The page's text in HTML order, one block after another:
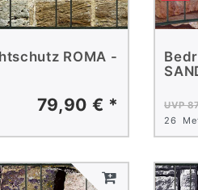
ROMA -
79,90 € * UVP
26